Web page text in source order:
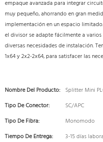
empaque avanzada para integrar
muy pequeño, ahorrando en gran
implementación en un espacio
el divisor se adapte fácilmente a
diversas necesidades de instalación.
1x64 y 2x2-2x64, para satisfacer las
Nombre Del Producto: Splitter Mini
Tipo De Conector:
SC/APC
Tipo De Fibra:
Monomodo
Tiempo De Entrega:
3-15 días